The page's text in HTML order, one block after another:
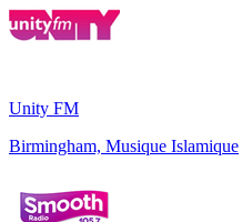
Unity FM
Birmingham, Musique Islamique